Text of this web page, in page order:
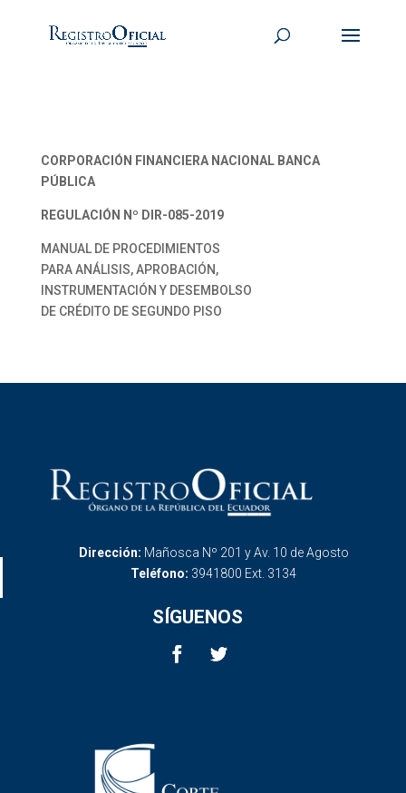
CORPORACIÓN FINANCIERA NACIONAL BANCA
PÚBLICA
REGULACIÓN Nº DIR-085-2019
MANUAL DE PROCEDIMIENTOS
PARA ANÁLISIS, APROBACIÓN,
INSTRUMENTACIÓN Y DESEMBOLSO
DE CRÉDITO DE SEGUNDO PISO
Dirección: Mañosca Nº 201 y Av. 10 de Agosto
Teléfono: 3941800 Ext. 3134
SÍGUENOS